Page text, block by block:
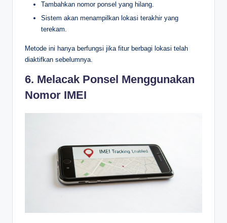
Tambahkan nomor ponsel yang hilang.
Sistem akan menampilkan lokasi terakhir yang
terekam.
Metode ini hanya berfungsi jika fitur berbagi lokasi telah
diaktifkan sebelumnya.
6. Melacak Ponsel Menggunakan
Nomor IMEI